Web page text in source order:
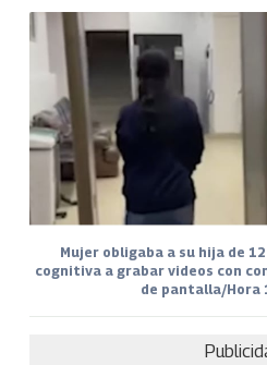
Mujer obligaba a su hija de
cognitiva a grabar videos con
de pantalla/Hora